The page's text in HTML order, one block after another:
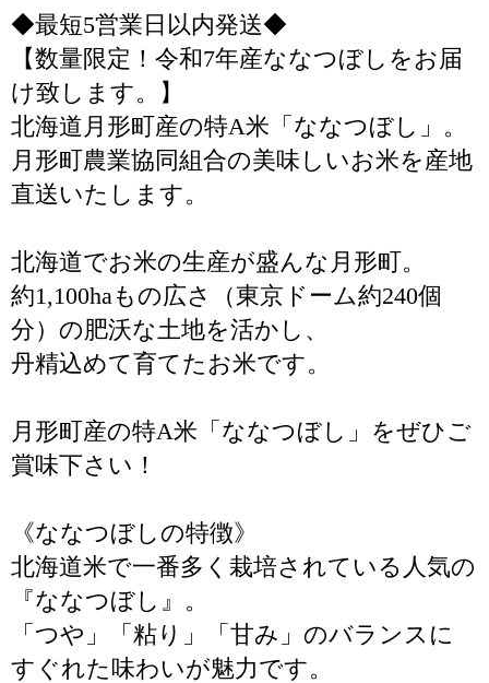
◆最短5営業日以内発送◆
【数量限定！令和7年産ななつぼしをお届
け致します。】
北海道月形町産の特A米「ななつぼし」。
月形町農業協同組合の美味しいお米を産地
直送いたします。
北海道でお米の生産が盛んな月形町。
約1,100haもの広さ（東京ドーム約240個
分）の肥沃な土地を活かし、
丹精込めて育てたお米です。
月形町産の特A米「ななつぼし」をぜひご
賞味下さい！
《ななつぼしの特徴》
北海道米で一番多く栽培されている人気の
『ななつぼし』。
「つや」「粘り」「甘み」のバランスに
すぐれた味わいが魅力です。